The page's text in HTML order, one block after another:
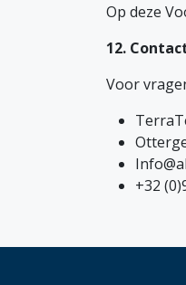
Op deze
12.
Voor
+32